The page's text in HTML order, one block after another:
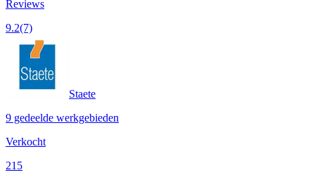
Reviews
9.2(7)
Staete
9 gedeelde werkgebieden
Verkocht
215